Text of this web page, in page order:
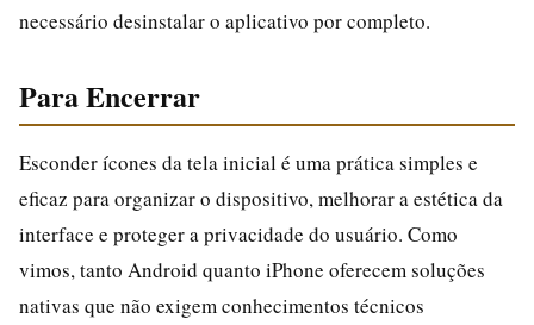
necessário desinstalar o aplicativo por completo.
Para Encerrar
Esconder ícones da tela inicial é uma prática simples e
eficaz para organizar o dispositivo, melhorar a estética da
interface e proteger a privacidade do usuário. Como
vimos, tanto Android quanto iPhone oferecem soluções
nativas que não exigem conhecimentos técnicos